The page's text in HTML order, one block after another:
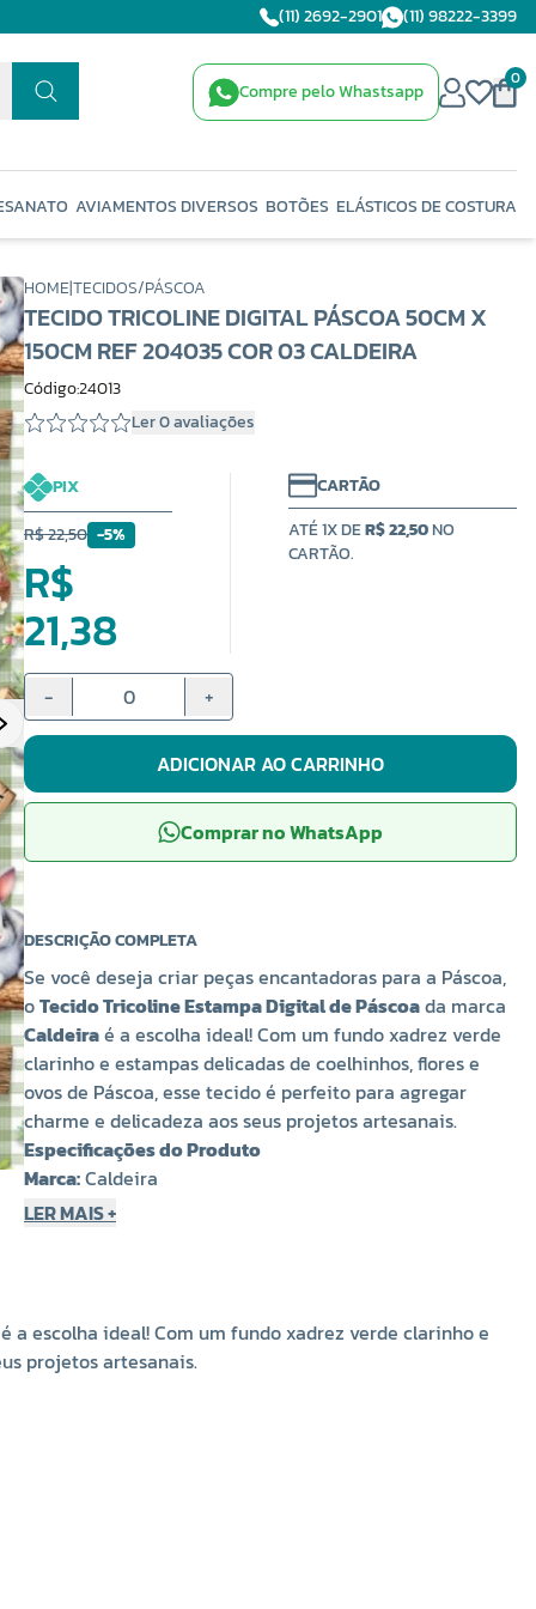
(11) 2692-2901 (11) 98222-3399
Compre pelo Whastsapp
0
AVIAMENTOS DIVERSOS BOTÕES ELÁSTICOS DE COSTURA
HOME|TECIDOS/PÁSCOA
TECIDO TRICOLINE DIGITAL PÁSCOA 50CM X
150CM REF 204035 COR 03 CALDEIRA
Código:24013
Ler 0 avaliações
PIX
R$ 22,50 -5%
R$
21,38
CARTÃO
ATÉ 1X DER$ 22,50NO
CARTÃO.
- +
ADICIONAR AO CARRINHO
Comprar no WhatsApp
DESCRIÇÃO COMPLETA
Se você deseja criar peças encantadoras para a Páscoa,
oTecido Tricoline Estampa Digital de Páscoada marca
Caldeiraé a escolha ideal! Com um fundo xadrez verde
clarinho e estampas delicadas de coelhinhos, flores e
ovos de Páscoa, esse tecido é perfeito para agregar
charme e delicadeza aos seus projetos artesanais.
Especificações do Produto
Marca:Caldeira
Referência:
Fundo:
Xadrez verde clarinho
Elementos da Estampa:
Páscoa
LER MAIS +
é a escolha ideal! Com um fundo xadrez verde clarinho e
projetos artesanais.